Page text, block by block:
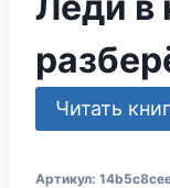
Читать
Артикул: